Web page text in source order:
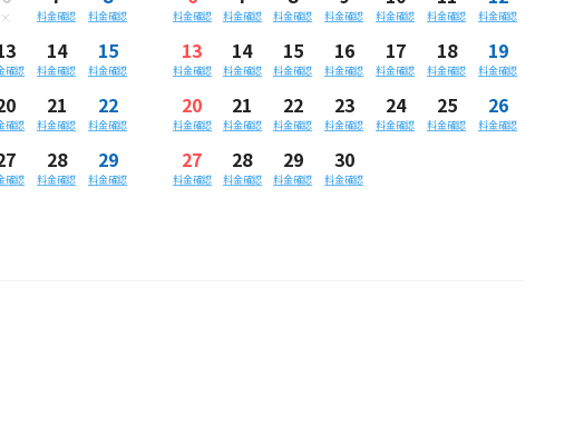
料金確認 料金確認
確認
14
料金確認
15
料金確認
確認
21
料金確認
22
料金確認
確認
28
料金確認
29
料金確認
料金確認 料金確認 料金確認 料金確認 料金確認 料金確認 料金確認
13
料金確認
14
料金確認
15
料金確認
16
料金確認
17
料金確認
18
料金確認
19
料金確認
20
料金確認
21
料金確認
22
料金確認
23
料金確認
24
料金確認
25
料金確認
26
料金確認
27
料金確認
28
料金確認
29
料金確認
30
料金確認